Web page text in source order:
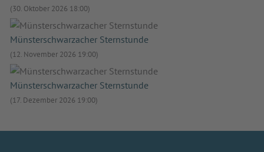
(30. Oktober 2026 18:00)
Münsterschwarzacher Sternstunde
(12. November 2026 19:00)
Münsterschwarzacher Sternstunde
(17. Dezember 2026 19:00)